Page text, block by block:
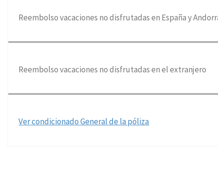
Reembolso vacaciones no disfrutadas en España y
Reembolso vacaciones no disfrutadas en el extranjero
Ver condicionado General de la póliza